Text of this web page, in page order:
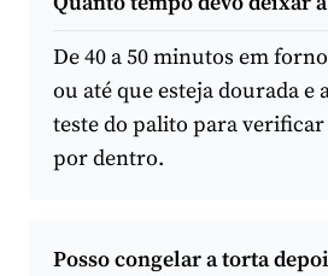
De 40 a 50 minutos em
ou até que esteja dourada e
teste do palito para
por dentro.
Posso congelar a torta